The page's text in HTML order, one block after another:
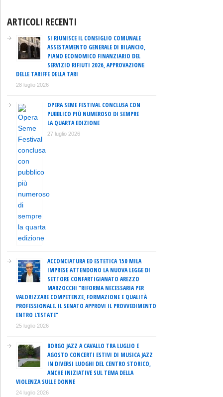
ARTICOLI RECENTI
SI RIUNISCE IL CONSIGLIO COMUNALE
ASSESTAMENTO GENERALE DI BILANCIO,
PIANO ECONOMICO FINANZIARIO DEL
SERVIZIO RIFIUTI 2026, APPROVAZIONE
DELLE TARIFFE DELLA TARI
28 luglio 2026
OPERA SEME FESTIVAL CONCLUSA CON
PUBBLICO PIÙ NUMEROSO DI SEMPRE
LA QUARTA EDIZIONE
27 luglio 2026
ACCONCIATURA ED ESTETICA 150 MILA
IMPRESE ATTENDONO LA NUOVA LEGGE DI
SETTORE CONFARTIGIANATO AREZZO
MARZOCCHI “RIFORMA NECESSARIA PER
VALORIZZARE COMPETENZE, FORMAZIONE E QUALITÀ
PROFESSIONALE. IL SENATO APPROVI IL PROVVEDIMENTO
ENTRO L’ESTATE”
25 luglio 2026
BORGO JAZZ A CAVALLO TRA LUGLIO E
AGOSTO CONCERTI ESTIVI DI MUSICA JAZZ
IN DIVERSI LUOGHI DEL CENTRO STORICO,
ANCHE INIZIATIVE SUL TEMA DELLA
VIOLENZA SULLE DONNE
24 luglio 2026